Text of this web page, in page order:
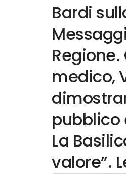
Bardi
medico,
pubblico
La
valore”.